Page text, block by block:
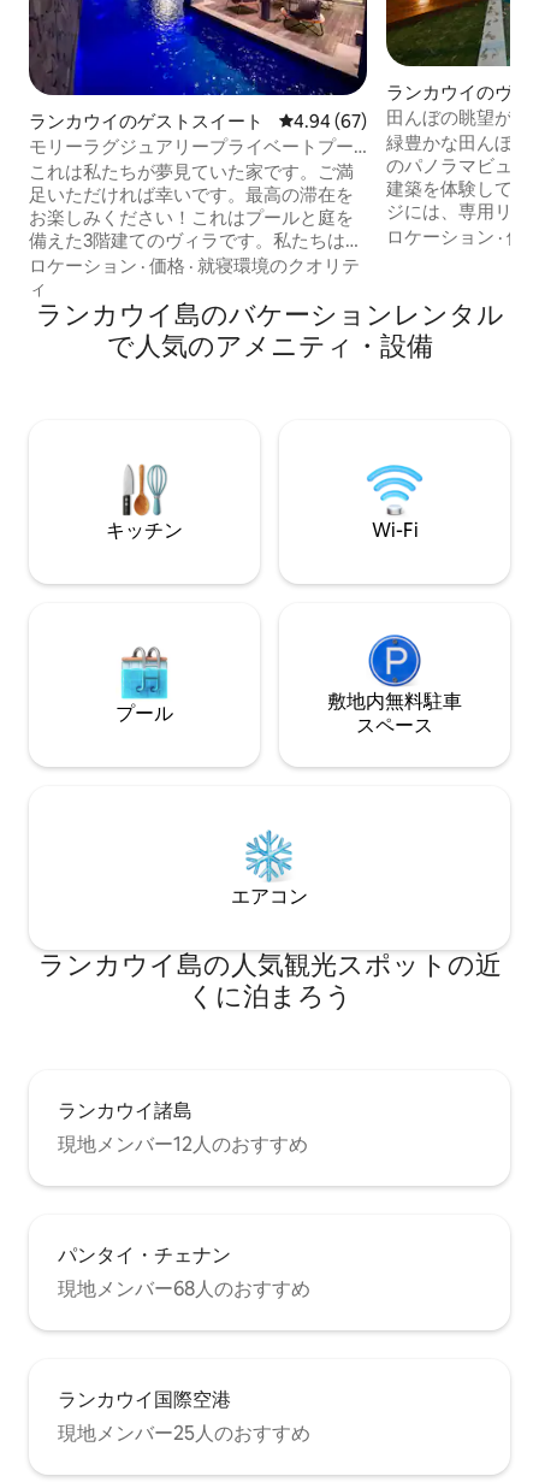
ランカウイのゲストスイート レビュー67件、5つ星中4.94つ
4.94 (67)
モリーラグジュアリープライベートプー
ルバンガロー@パンタイチェナン
これは私たちが夢見ていた家です。ご満
足いただければ幸いです。最高の滞在を
お楽しみください！これはプールと庭を
備えた3階建てのヴィラです。私たちは3
人家族で、3階に住んでいます。ゲストは
1階と2階を使用します。入り口は別々な
ので、ゲストは完全に独立した空間で、
邪魔されることはありません。宿泊施設
のロケーションは便利で、セントラルビ
スーパーマーケット、特産品店、スパ、
生活が便利です。コミュニティの後ろに
は静かなビーチがあり、左側にはホリデ
ーホテルとダッシュホテルが、右側には
続されています。ランカウイのMolly
ロケーション · 価格 · 就寝環境のクオリテ
ィ
ランカウイのヴィ
田んぼの眺望が楽
の2寝室ヴィラ
緑豊かな田んぼと
のパノラマビュー
建築を体験してく
ジには、専用リビ
トリーを備えた
います。 24フィートx 10フィートのイン
フィニティプー
的に素晴らしいセ
確認ください。
ロケーション ·価
ランカウイ島のバケーションレンタル
で人気のアメニティ・設備
キッチン Wi-Fi
プール
敷地内無料駐⁠車
ス⁠ペ⁠ー⁠ス
エアコン
ランカウイ島の人気観光スポットの近
くに泊まろう
ランカウイ諸島
現地メンバー12人のおすすめ
パンタイ・チェナン
現地メンバー68人のおすすめ
ランカウイ国際空港
現地メンバー25人のおすすめ